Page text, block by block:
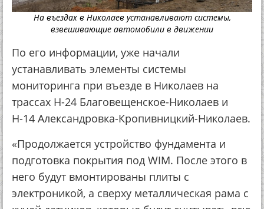
На въездах в Николаев устанавливают системы,
взвешивающие автомобили в движении
По его информации, уже начали
устанавливать элементы системы
мониторинга при въезде в Николаев на
трассах Н-24 Благовещенское-Николаев и
Н-14 Александровка-Кропивницкий-Николаев.
«Продолжается устройство фундамента и
подготовка покрытия под WIM. После этого в
него будут вмонтированы плиты с
электроникой, а сверху металлическая рама с